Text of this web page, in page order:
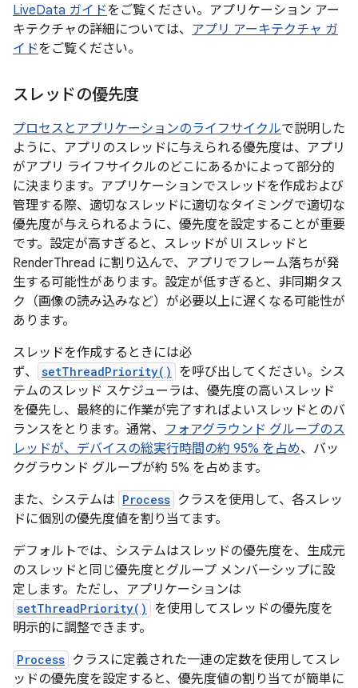
LiveData ガイドをご覧ください。アプリケーション アー
キテクチャの詳細については、 アプリ アーキテクチャ ガ
イドをご覧ください。
スレッドの優先度
プロセスとアプリケーションのライフサイクルで説明した
ように、アプリのスレッドに与えられる優先度は、アプリ
がアプリ ライフサイクルのどこにあるかによって部分的
に決まります。アプリケーションでスレッドを作成および
管理する際、適切なスレッドに適切なタイミングで適切な
優先度が与えられるように、優先度を設定することが重要
です。設定が高すぎると、スレッドが UI スレッドと
RenderThread に割り込んで、アプリでフレーム落ちが発
生する可能性があります。設定が低すぎると、非同期タス
ク（画像の読み込みなど）が必要以上に遅くなる可能性が
あります。
スレッドを作成するときには必
ず、
setThreadPriority()
を呼び出してください。シス
テムのスレッド スケジューラは、優先度の高いスレッド
を優先し、最終的に作業が完了すればよいスレッドとのバ
ランスをとります。通常、 フォアグラウンド グループのス
レッドが、デバイスの総実行時間の約 95% を占め、バッ
クグラウンド グループが約 5% を占めます。
また、システムは Process クラスを使用して、各スレッ
ドに個別の優先度値を割り当てます。
デフォルトでは、システムはスレッドの優先度を、生成元
のスレッドと同じ優先度とグループ メンバーシップに設
定します。ただし、アプリケーションは
setThreadPriority()
を使用してスレッドの優先度を
明示的に調整できます。
Process クラスに定義された一連の定数を使用してスレ
ッドの優先度を設定すると、優先度値の割り当てが簡単に